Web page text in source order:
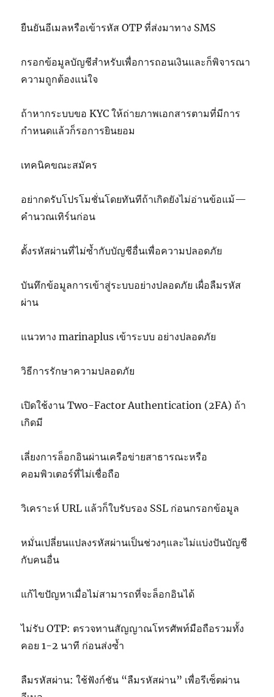
ยืนยันอีเมลหรือเข้ารหัส OTP ที่ส่งมาทาง SMS
กรอกข้อมูลบัญชีสำหรับเพื่อการถอนเงินและก็พิจารณา
ความถูกต้องแน่ใจ
ถ้าหากระบบขอ KYC ให้ถ่ายภาพเอกสารตามที่มีการ
กำหนดแล้วก็รอการยินยอม
เทคนิคขณะสมัคร
อย่ากดรับโปรโมชั่นโดยทันทีถ้าเกิดยังไม่อ่านข้อแม้—
คำนวณเทิร์นก่อน
ตั้งรหัสผ่านที่ไม่ซ้ำกับบัญชีอื่นเพื่อความปลอดภัย
บันทึกข้อมูลการเข้าสู่ระบบอย่างปลอดภัย เผื่อลืมรหัส
ผ่าน
แนวทาง marinaplus เข้าระบบ อย่างปลอดภัย
วิธีการรักษาความปลอดภัย
เปิดใช้งาน Two-Factor Authentication (2FA) ถ้า
เกิดมี
เลี่ยงการล็อกอินผ่านเครือข่ายสาธารณะหรือ
คอมพิวเตอร์ที่ไม่เชื่อถือ
วิเคราะห์ URL แล้วก็ใบรับรอง SSL ก่อนกรอกข้อมูล
หมั่นเปลี่ยนแปลงรหัสผ่านเป็นช่วงๆและไม่แบ่งปันบัญชี
กับคนอื่น
แก้ไขปัญหาเมื่อไม่สามารถที่จะล็อกอินได้
ไม่รับ OTP: ตรวจทานสัญญาณโทรศัพท์มือถือรวมทั้ง
คอย 1-2 นาที ก่อนส่งซ้ำ
ลืมรหัสผ่าน: ใช้ฟังก์ชัน “ลืมรหัสผ่าน” เพื่อรีเซ็ตผ่าน